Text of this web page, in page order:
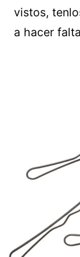
vistos,
a hacer